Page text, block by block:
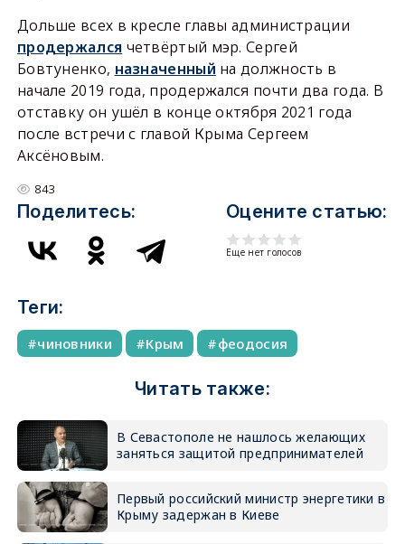
Дольше всех в кресле главы администрации
продержался четвёртый мэр. Сергей
Бовтуненко, назначенный на должность в
начале 2019 года, продержался почти два года. В
отставку он ушёл в конце октября 2021 года
после встречи с главой Крыма Сергеем
Аксёновым.
843
Поделитесь: Оцените статью:
Еще нет голосов
Теги:
чиновники Крым феодосия
Читать также:
В Севастополе не нашлось желающих
заняться защитой предпринимателей
Первый российский министр энергетики в
Крыму задержан в Киеве